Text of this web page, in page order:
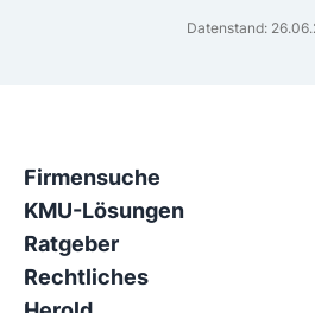
Datenstand:
Firmensuche
KMU-Lösungen
Ratgeber
Rechtliches